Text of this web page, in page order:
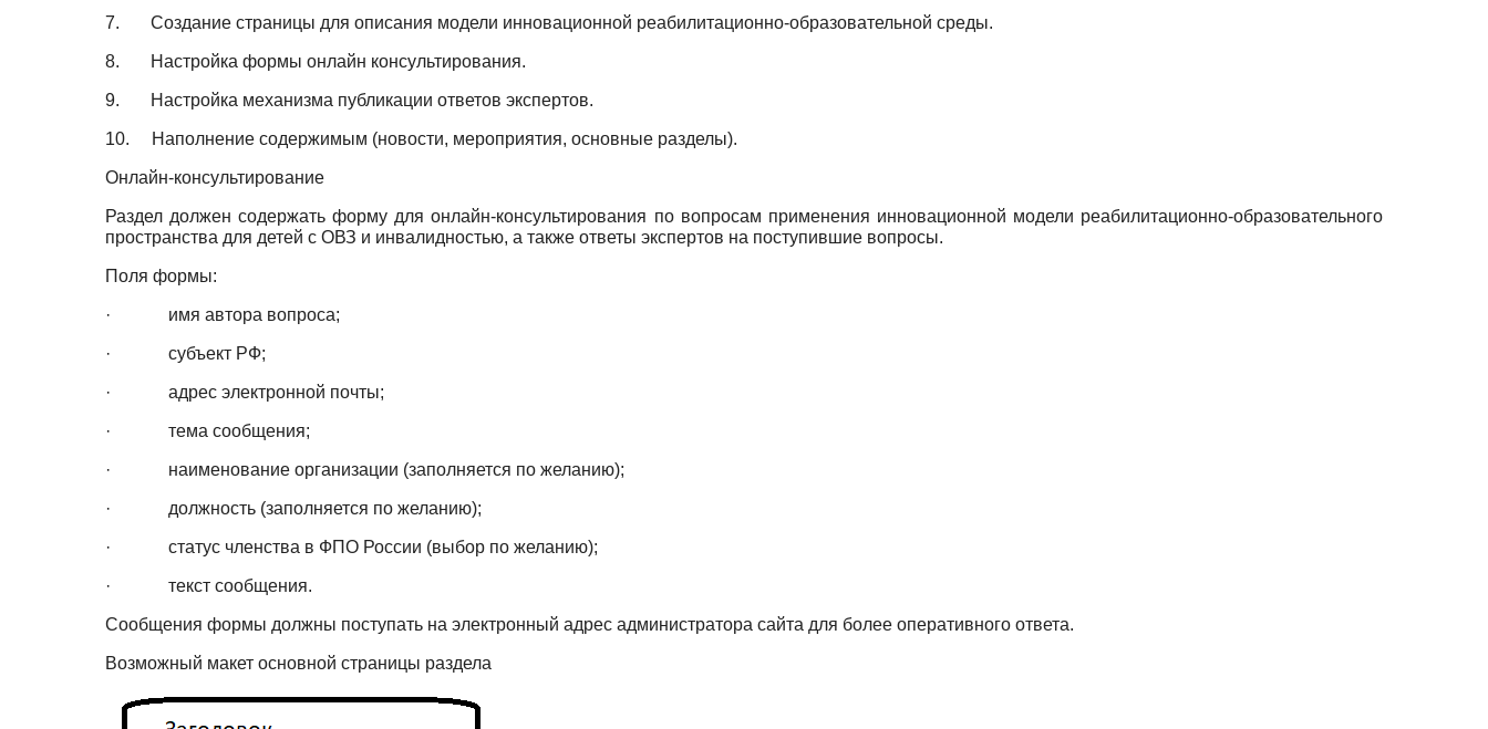
7. Создание страницы для описания модели инновационной реабилитационно-образовательной среды.
8. Настройка формы онлайн консультирования.
9. Настройка механизма публикации ответов экспертов.
10. Наполнение содержимым (новости, мероприятия, основные разделы).
Онлайн-консультирование
Раздел должен содержать форму для онлайн-консультирования по вопросам применения инновационной модели реабилитационно-образовательного
пространства для детей с ОВЗ и инвалидностью, а также ответы экспертов на поступившие вопросы.
Поля формы:
· имя автора вопроса;
· субъект РФ;
· адрес электронной почты;
· тема сообщения;
· наименование организации (заполняется по желанию);
· должность (заполняется по желанию);
· статус членства в ФПО России (выбор по желанию);
· текст сообщения.
Сообщения формы должны поступать на электронный адрес администратора сайта для более оперативного ответа.
Возможный макет основной страницы раздела